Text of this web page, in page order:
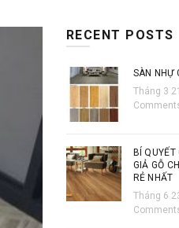
RECENT POSTS
SÀN NHỰ
Tháng 3
BÍ
GIẢ GỖ
RẺ NHẤT
Tháng 6